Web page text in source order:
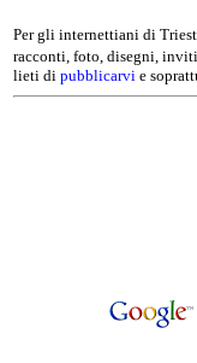
Per gli internettiani di
racconti, foto, disegni,
lieti di pubblicarvi e